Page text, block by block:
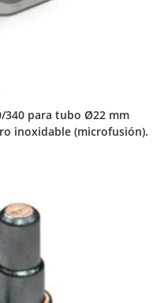
340 para tubo Ø22 mm
inoxidable (microfusión).